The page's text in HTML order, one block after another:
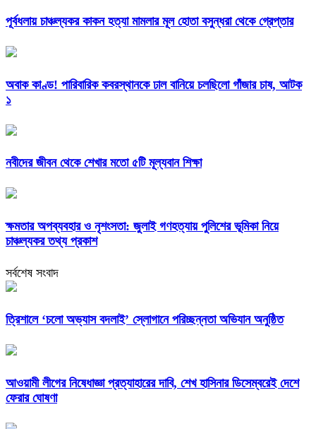
পূর্বধলায় চাঞ্চল্যকর কাকন হত্যা মামলার মূল হোতা বসুন্ধরা থেকে গ্রেপ্তার
অবাক কাণ্ড! পারিবারিক কবরস্থানকে ঢাল বানিয়ে চলছিলো গাঁজার চাষ, আটক
১
নবীদের জীবন থেকে শেখার মতো ৫টি মূল্যবান শিক্ষা
ক্ষমতার অপব্যবহার ও নৃশংসতা: জুলাই গণহত্যায় পুলিশের ভূমিকা নিয়ে
চাঞ্চল্যকর তথ্য প্রকাশ
সর্বশেষ সংবাদ
‎ত্রিশালে ‘চলো অভ্যাস বদলাই’ স্লোগানে পরিচ্ছন্নতা অভিযান অনুষ্ঠিত
আওয়ামী লীগের নিষেধাজ্ঞা প্রত্যাহারের দাবি, শেখ হাসিনার ডিসেম্বরেই দেশে
ফেরার ঘোষণা